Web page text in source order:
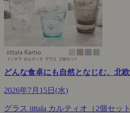
どんな食卓にも自然となじむ、北
2026年7月15日(水)
グラス iittala カルティオ（2個セット